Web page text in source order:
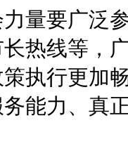
要广泛参
热线等，
执行更加
能力、真